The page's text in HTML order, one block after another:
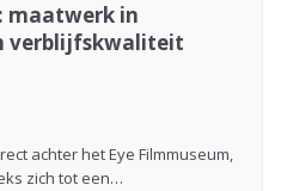
maatwerk in
verblijfskwaliteit
achter het Eye Filmmuseum,
zich tot een…